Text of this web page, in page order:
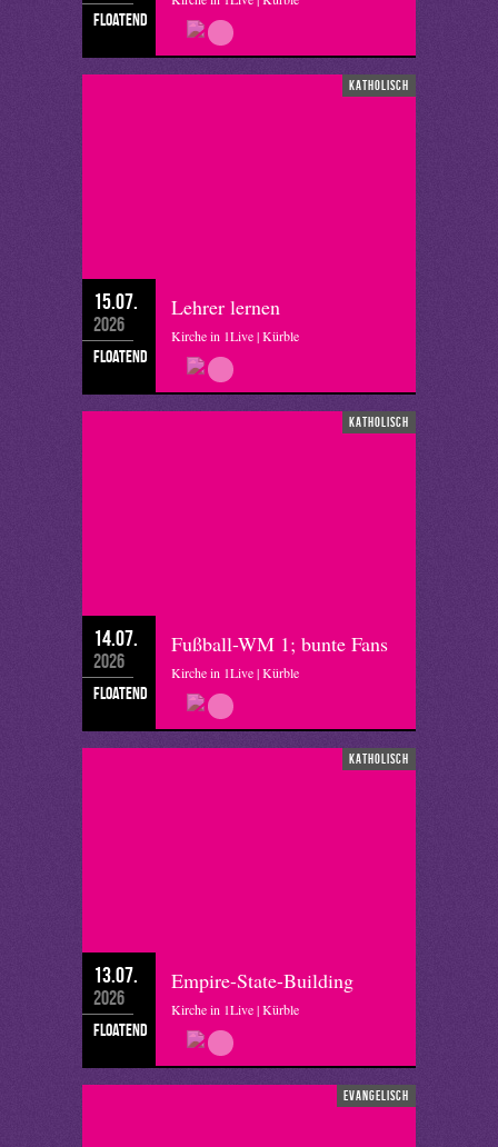
floatend
katholisch
15.07.
2026
floatend
Lehrer lernen
Kirche in 1Live | Kürble
katholisch
14.07.
2026
floatend
Fußball-WM 1; bunte Fans
Kirche in 1Live | Kürble
katholisch
13.07.
2026
floatend
Empire-State-Building
Kirche in 1Live | Kürble
evangelisch